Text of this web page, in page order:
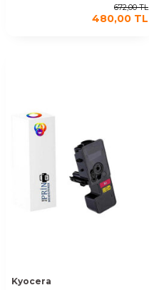
672,00TL
480,00 TL
Kyocera